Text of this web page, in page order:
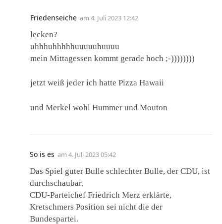
Friedenseiche am 4. Juli 2023 12:42
lecken?
uhhhuhhhhhuuuuuhuuuu
mein Mittagessen kommt gerade hoch ;-))))))))
jetzt weiß jeder ich hatte Pizza Hawaii
und Merkel wohl Hummer und Mouton
So is es am 4. Juli 2023 05:42
Das Spiel guter Bulle schlechter Bulle, der CDU, ist
durchschaubar.
CDU-Parteichef Friedrich Merz erklärte,
Kretschmers Position sei nicht die der
Bundespartei.